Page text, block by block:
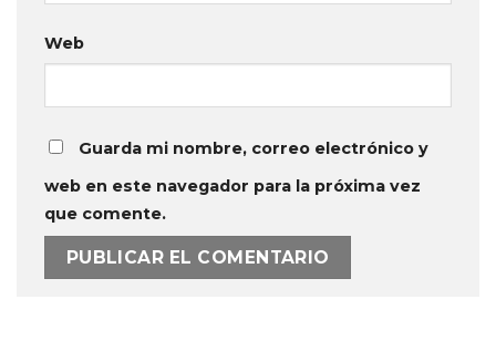
Web
Guarda mi nombre, correo electrónico y
web en este navegador para la próxima vez
que comente.